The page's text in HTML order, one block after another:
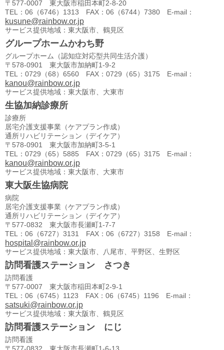
〒577-0007 東大阪市稲田本町2-8-20
TEL：06（6746）1313 FAX：06（6744）7380 E-mail：
kusune@rainbow.or.jp
サービス提供地域：東大阪市、鶴見区
グループホームかわち野
グループホーム（認知症対応型共同生活介護）
〒578-0901 東大阪市加納町1-9-2
TEL：0729（68）6560 FAX：0729（65）3175 E-mail：
kanou@rainbow.or.jp
サービス提供地域：東大阪市、大東市
生協加納診療所
診療所
居宅介護支援事業（ケアプラン作成）
通所リハビリテーション（デイケア）
〒578-0901 東大阪市加納町3-5-1
TEL：0729（65）5885 FAX：0729（65）3175 E-mail：
kanou@rainbow.or.jp
サービス提供地域：東大阪市、大東市
東大阪生協病院
病院
居宅介護支援事業（ケアプラン作成）
通所リハビリテーション（デイケア）
〒577-0832 東大阪市長瀬町1-7-7
TEL：06（6727）3131 FAX：06（6727）3158 E-mail：
hospital@rainbow.or.jp
サービス提供地域：東大阪市、八尾市、平野区、生野区
訪問看護ステーション さつき
訪問看護
〒577-0007 東大阪市稲田本町2-9-1
TEL：06（6745）1123 FAX：06（6745）1196 E-mail：
satsuki@rainbow.or.jp
サービス提供地域：東大阪市、鶴見区
訪問看護ステーション にじ
訪問看護